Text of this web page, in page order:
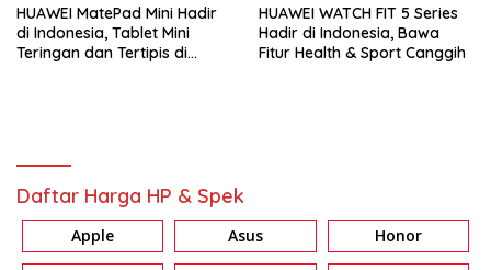
HUAWEI MatePad Mini Hadir
di Indonesia, Tablet Mini
Teringan dan Tertipis di
HUAWEI WATCH FIT 5 Series
Hadir di Indonesia, Bawa
Fitur Health & Sport Canggih
Daftar Harga HP & Spek
Apple Asus Honor